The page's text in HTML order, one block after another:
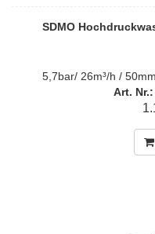
SDMO
5,7bar/ 26m³/h /
Art.